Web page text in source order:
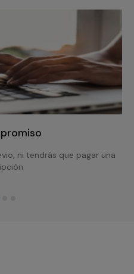
ni tendrás que pagar una